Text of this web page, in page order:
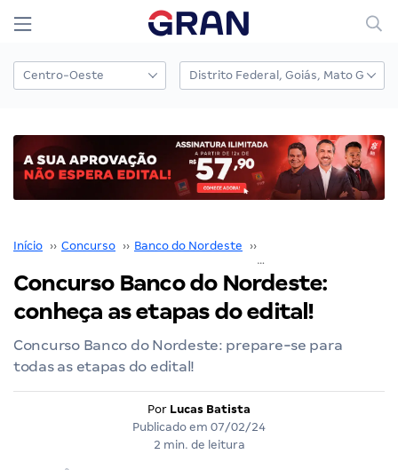
Início ›› Concurso ›› Banco do Nordeste ››
Concurso Banco do Nordeste:
conheça as etapas do edital!
Concurso Banco do Nordeste: prepare-se para
todas as etapas do edital!
Por Lucas Batista
Publicado em 07/02/24
2 min. de leitura